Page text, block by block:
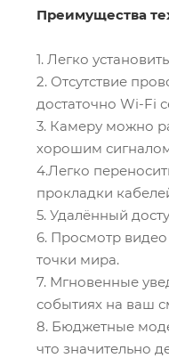
Преимущества
1. Легко
2. Отсутствие
достаточно Wi-Fi
3. Камеру можно
хорошим
4.Легко
прокладки
5. Удалённый
6. Просмотр
точки мира.
7. Мгновенные
событиях на ваш
8. Бюджетные
что значительно